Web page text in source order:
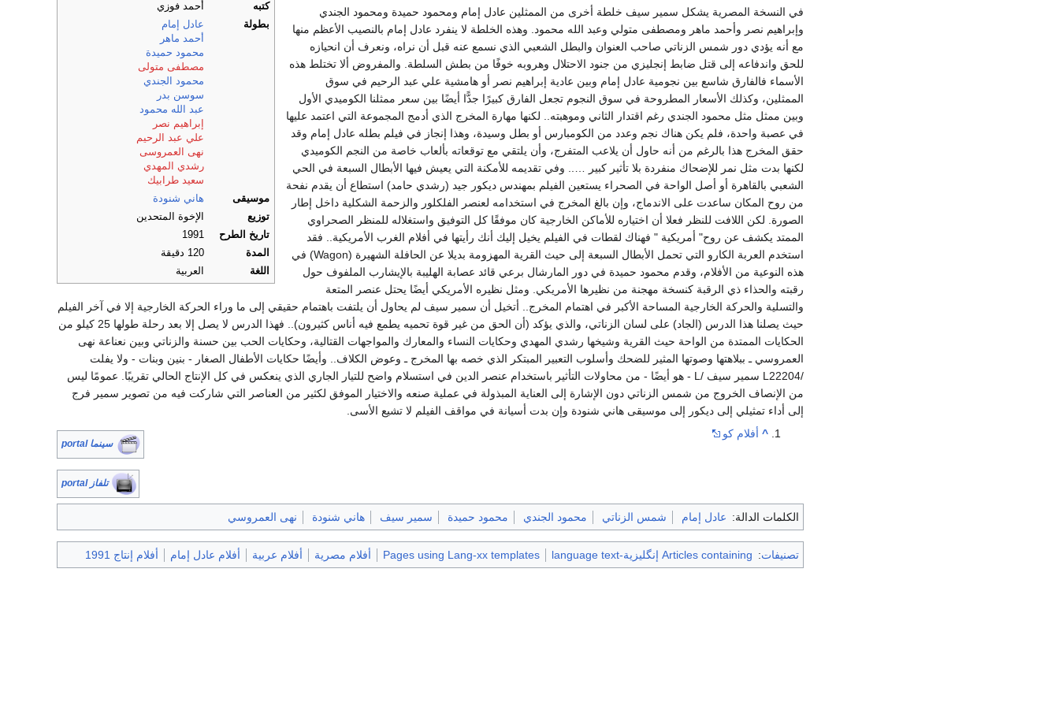
كتبه
أحمد فوزي
بطولة
عادل إمام
أحمد ماهر
محمود حميدة
مصطفى متولى
محمود الجندي
سوسن بدر
عبد الله محمود
إبراهيم نصر
علي عبد الرحيم
نهى العمروسى
رشدي المهدي
سعيد طرابيك
موسيقى
هاني شنودة
توزيع
الإخوة المتحدين
تاريخ الطرح
1991
المدة
120 دقيقة
اللغة
العربية
في النسخة المصرية يشكل سمير سيف خلطة أخرى من الممثلين عادل إمام ومحمود حميدة ومحمود الجندي
وإبراهيم نصر وأحمد ماهر ومصطفى متولي وعبد الله محمود. وهذه الخلطة لا ينفرد عادل إمام بالنصيب الأعظم منها
مع أنه يؤدي دور شمس الزناتي صاحب العنوان والبطل الشعبي الذي نسمع عنه قبل أن نراه، ونعرف أن انحيازه
للحق واندفاعه إلى قتل ضابط إنجليزي من جنود الاحتلال وهروبه خوفًا من بطش السلطة. والمفروض ألا تختلط هذه
الأسماء فالفارق شاسع بين نجومية عادل إمام وبين عادية إبراهيم نصر أو هامشية علي عبد الرحيم في سوق
الممثلين، وكذلك الأسعار المطروحة في سوق النجوم تجعل الفارق كبيرًا جدًّا أيضًا بين سعر ممثلنا الكوميدي الأول
وبين ممثل مثل محمود الجندي رغم اقتدار الثاني وموهبته.. لكنها مهارة المخرج الذي أدمج المجموعة التي اعتمد عليها
في عصبة واحدة، فلم يكن هناك نجم وعدد من الكومبارس أو بطل وسيدة، وهذا إنجاز في فيلم بطله عادل إمام وقد
حقق المخرج هذا بالرغم من أنه حاول أن يلاعب المتفرج، وأن يلتقي مع توقعاته بألعاب خاصة من النجم الكوميدي
لكنها بدت مثل نمر للإضحاك منفردة بلا تأثير كبير ….. وفي تقديمه للأمكنة التي يعيش فيها الأبطال السبعة في الحي
الشعبي بالقاهرة أو أصل الواحة في الصحراء يستعين الفيلم بمهندس ديكور جيد (رشدي حامد) استطاع أن يقدم نفحة
من روح المكان ساعدت على الاندماج، وإن بالغ المخرج في استخدامه لعنصر الفلكلور والزحمة الشكلية داخل إطار
الصورة. لكن اللافت للنظر فعلا أن اختياره للأماكن الخارجية كان موفقًا كل التوفيق واستغلاله للمنظر الصحراوي
الممتد يكشف عن روح" أمريكية " فهناك لقطات في الفيلم يخيل إليك أنك رأيتها في أفلام الغرب الأمريكية.. فقد
استخدم العربة الكارو التي تحمل الأبطال السبعة إلى حيث القرية المهزومة بديلا عن الحافلة الشهيرة (Wagon) في
هذه النوعية من الأفلام، وقدم محمود حميدة في دور المارشال برعي قائد عصابة الهليبة بالإيشارب الملفوف حول
رقبته والحذاء ذي الرقبة كنسخة مهجنة من نظيرها الأمريكي. ومثل نظيره الأمريكي أيضًا يحتل عنصر المتعة
والتسلية والحركة الخارجية المساحة الأكبر في اهتمام المخرج.. أتخيل أن سمير سيف لم يحاول أن يلتفت باهتمام حقيقي إلى ما وراء الحركة الخارجية إلا في آخر الفيلم
حيث يصلنا هذا الدرس (الجاد) على لسان الزناتي، والذي يؤكد (أن الحق من غير قوة تحميه يطمع فيه أناس كثيرون).. فهذا الدرس لا يصل إلا بعد رحلة طولها 25 كيلو من
الحكايات الممتدة من الواحة حيث القرية وشيخها رشدي المهدي وحكايات النساء والمعارك والمواجهات القتالية، وحكايات الحب بين حسنة والزناتي وبين نعناعة نهى
العمروسي ـ ببلاهتها وصوتها المثير للضحك وأسلوب التعبير المبتكر الذي خصه بها المخرج ـ وعوض الكلاف.. وأيضًا حكايات الأطفال الصغار - بنين وبنات - ولا يفلت
/L22204 سمير سيف /L - هو أيضًا - من محاولات التأثير باستخدام عنصر الدين في استسلام واضح للتيار الجاري الذي ينعكس في كل الإنتاج الحالي تقريبًا. عمومًا ليس
من الإنصاف الخروج من شمس الزناتي دون الإشارة إلى العناية المبذولة في عملية صنعه والاختيار الموفق لكثير من العناصر التي شاركت فيه من تصوير سمير فرج
إلى أداء تمثيلي إلى ديكور إلى موسيقى هاني شنودة وإن بدت أسيانة في مواقف الفيلم لا تشيع الأسى.
سينما portal
تلفاز portal
^ أفلام كو
الكلمات الدالة: عادل إمام شمس الزناتي محمود الجندي محمود حميدة سمير سيف هاني شنودة نهى العمروسي
تصنيفات: Articles containing إنگليزية-language text Pages using Lang-xx templates أفلام مصرية أفلام عربية أفلام عادل إمام أفلام إنتاج 1991